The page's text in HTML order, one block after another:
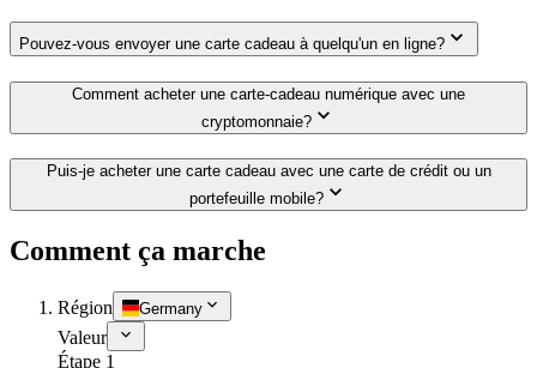
Pouvez-vous envoyer une carte cadeau à quelqu'un en ligne?
Comment acheter une carte-cadeau numérique avec une
cryptomonnaie?
Puis-je acheter une carte cadeau avec une carte de crédit ou un
portefeuille mobile?
Comment ça marche
Région Germany
Valeur
Étape 1